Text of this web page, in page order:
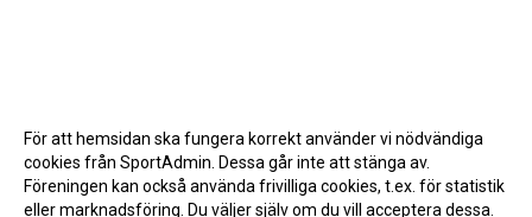
För att hemsidan ska fungera korrekt använder vi nödvändiga
cookies från SportAdmin. Dessa går inte att stänga av.
Föreningen kan också använda frivilliga cookies, t.ex. för statistik
eller marknadsföring. Du väljer själv om du vill acceptera dessa.